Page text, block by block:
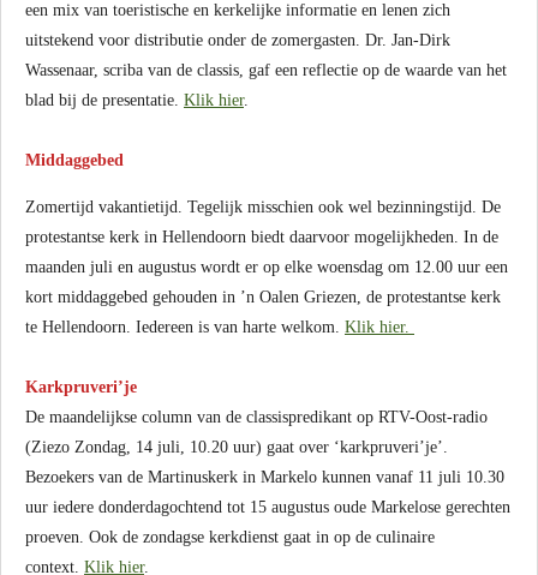
een mix van toeristische en kerkelijke informatie en lenen zich
uitstekend voor distributie onder de zomergasten. Dr. Jan-Dirk
Wassenaar, scriba van de classis, gaf een reflectie op de waarde van het
blad bij de presentatie. Klik hier.
Middaggebed
Zomertijd vakantietijd. Tegelijk misschien ook wel bezinningstijd. De
protestantse kerk in Hellendoorn biedt daarvoor mogelijkheden. In de
maanden juli en augustus wordt er op elke woensdag om 12.00 uur een
kort middaggebed gehouden in ’n Oalen Griezen, de protestantse kerk
te Hellendoorn. Iedereen is van harte welkom. Klik hier.
Karkpruveri’je
De maandelijkse column van de classispredikant op RTV-Oost-radio
(Ziezo Zondag, 14 juli, 10.20 uur) gaat over ‘karkpruveri’je’.
Bezoekers van de Martinuskerk in Markelo kunnen vanaf 11 juli 10.30
uur iedere donderdagochtend tot 15 augustus oude Markelose gerechten
proeven. Ook de zondagse kerkdienst gaat in op de culinaire
context. Klik hier.